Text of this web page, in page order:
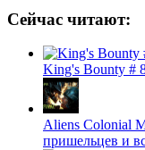
Сейчас читают:
King's Bounty #
Aliens Colonial
пришельцев и